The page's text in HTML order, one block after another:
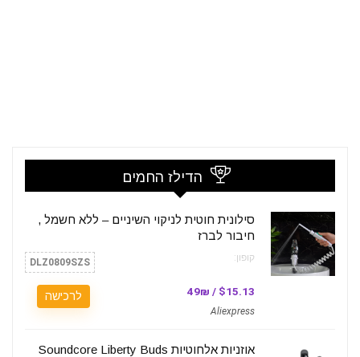
הדילז החמים
סילונית חוטית לניקוי השיניים – ללא חשמל ,
חיבור לברז
קופון: DLZ0809SZS
$15.13 / 49₪
Aliexpress
לרכישה
אוזניות אלחוטיות Soundcore Liberty Buds